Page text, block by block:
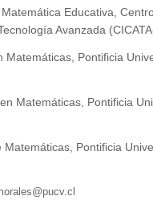
Educativa,
Avanzada
Matemáticas, Pontificia
Matemáticas, Pontificia
Matemáticas, Pontificia